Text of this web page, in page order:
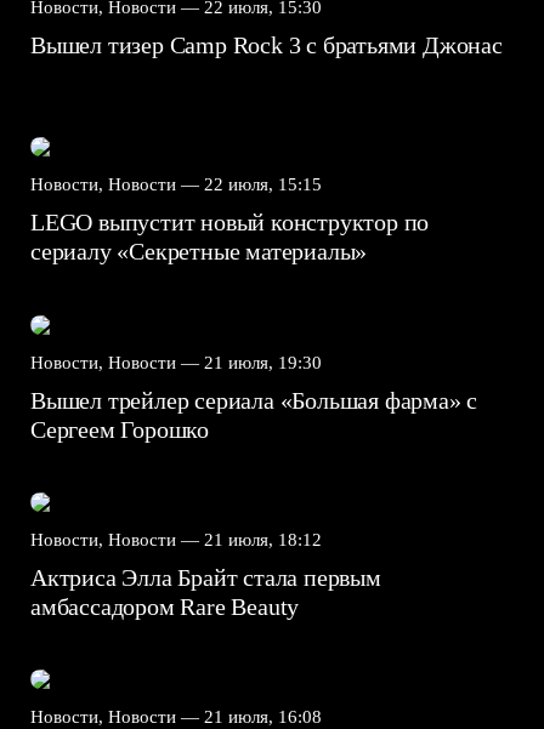
Новости, Новости — 22 июля, 15:30
Вышел тизер Camp Rock 3 с братьями Джонас
Новости, Новости — 22 июля, 15:15
LEGO выпустит новый конструктор по
сериалу «Секретные материалы»
Новости, Новости — 21 июля, 19:30
Вышел трейлер сериала «Большая фарма» с
Сергеем Горошко
Новости, Новости — 21 июля, 18:12
Актриса Элла Брайт стала первым
амбассадором Rare Beauty
Новости, Новости — 21 июля, 16:08